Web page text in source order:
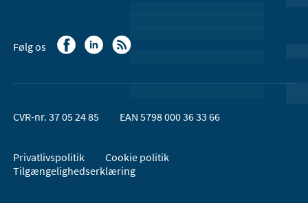
Følg os
CVR-nr. 37 05 24 85 EAN 5798 000 36 33 66
Privatlivspolitik
Cookie politik
Tilgængelighedserklæring